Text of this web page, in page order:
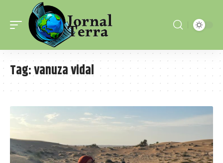
Tag:vanuza vidal